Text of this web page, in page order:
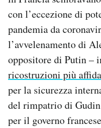
con l’eccezione di
pandemia da
l’avvelenamento di
oppositore di Putin –
ricostruzioni più
per la sicurezza
del rimpatrio di
per il governo